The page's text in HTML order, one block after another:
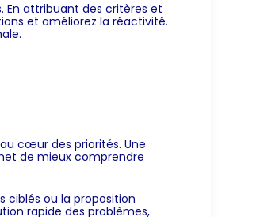
En attribuant des critères et
et améliorez la réactivité.
cœur des priorités. Une
de mieux comprendre
ciblés ou la proposition
rapide des problèmes,